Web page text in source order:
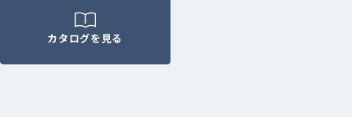
カタログを見る